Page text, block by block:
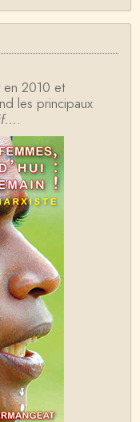
l'ancien professeur
de surcr…
j'ai le souvenir
un autre…
de la violence légiti
états-un…
de ma ceintur
vous sur le…
à fait recommandab
Michelle Zancari
e…
en 2010 et
les principaux
.